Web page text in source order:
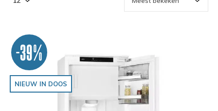
-39%
NIEUW IN DOOS